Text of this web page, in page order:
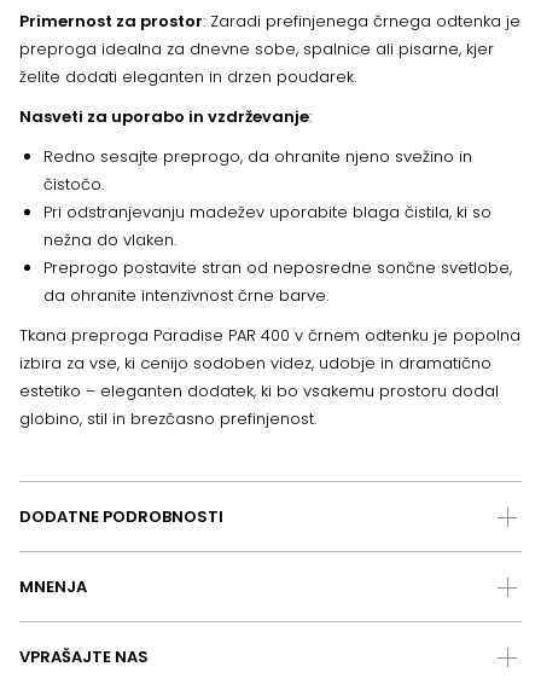
Primernost za prostor: Zaradi prefinjenega črnega odtenka je
preproga idealna za dnevne sobe, spalnice ali pisarne, kjer
želite dodati eleganten in drzen poudarek.
Nasveti za uporabo in vzdrževanje:
Redno sesajte preprogo, da ohranite njeno svežino in
čistočo.
Pri odstranjevanju madežev uporabite blaga čistila, ki so
nežna do vlaken.
Preprogo postavite stran od neposredne sončne svetlobe,
da ohranite intenzivnost črne barve.
Tkana preproga Paradise PAR 400 v črnem odtenku je popolna
izbira za vse, ki cenijo sodoben videz, udobje in dramatično
estetiko – eleganten dodatek, ki bo vsakemu prostoru dodal
globino, stil in brezčasno prefinjenost.
DODATNE PODROBNOSTI
MNENJA
VPRAŠAJTE NAS